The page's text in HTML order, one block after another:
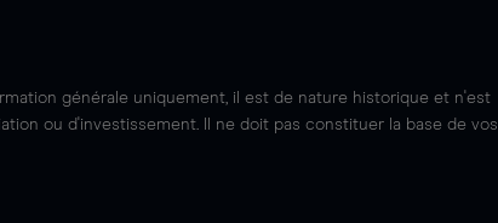
générale uniquement, il est de nature historique et n'est
ou d'investissement. Il ne doit pas constituer la base de vos